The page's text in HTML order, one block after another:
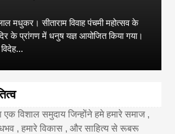
मधुकर। सीताराम विवाह पंचमी महोत्सव के
के प्रांगण में धनुष यज्ञ आयोजित किया गया।
एक विशाल समुदाय जिन्होंने हमे हमारे समाज ,
, हमारे विकास , और साहित्य से रूबरू